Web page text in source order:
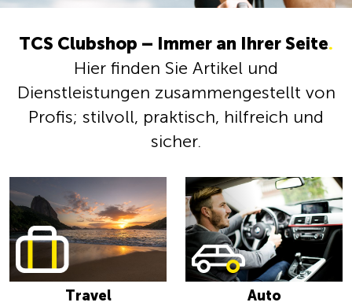
TCS Clubshop – Immer an Ihrer Seite.
Hier finden Sie Artikel und
Dienstleistungen zusammengestellt von
Profis; stilvoll, praktisch, hilfreich und
sicher.
Travel Auto